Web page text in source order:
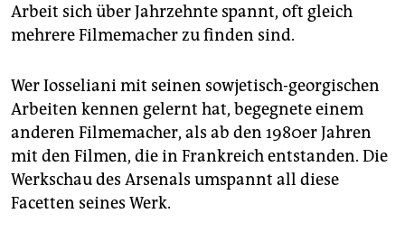
Arbeit sich über Jahrzehnte spannt, oft gleich
mehrere Filmemacher zu finden sind.
Wer Iosseliani mit seinen sowjetisch-georgischen
Arbeiten kennen gelernt hat, begegnete einem
anderen Filmemacher, als ab den 1980er Jahren
mit den Filmen, die in Frankreich entstanden. Die
Werkschau des Arsenals umspannt all diese
Facetten seines Werk.